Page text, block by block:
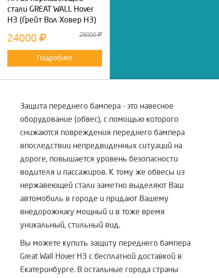
стали GREAT WALL Hover
H3 (Грейт Вол Ховер Н3)
24000 28000
Подробнее
Защита переднего бампера - это навесное
оборудование (обвес), с помощью которого
снижаются повреждения переднего бампера
впоследствии непредвиденных ситуаций на
дороге, повышается уровень безопасности
водителя и пассажиров. К тому же обвесы из
нержавеющей стали заметно выделяют Ваш
автомобиль в городе и придают Вашему
внедорожнику мощный и в тоже время
уникальный, стильный вид.
Вы можете купить защиту переднего бампера
Great Wall Hover H3 с бесплатной доставкой в
Екатеринбурге. В остальные города страны